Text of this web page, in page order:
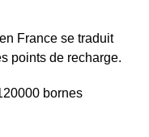
France se traduit
points de recharge.
bornes